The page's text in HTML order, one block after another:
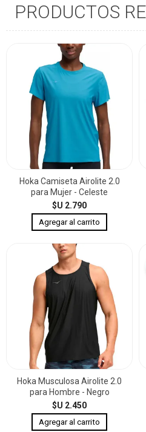
PRODUCTOS
Hoka Camiseta Airolite 2.0
para Mujer - Celeste
$U 2.790
Hoka Musculosa Airolite 2.0
para Hombre - Negro
$U 2.450